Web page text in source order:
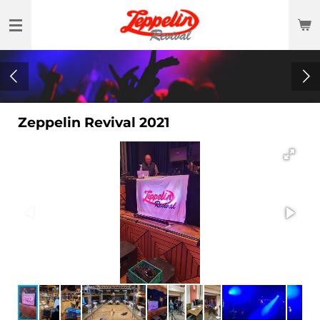
Hauptinhalt
Zeppelin Revival 2021